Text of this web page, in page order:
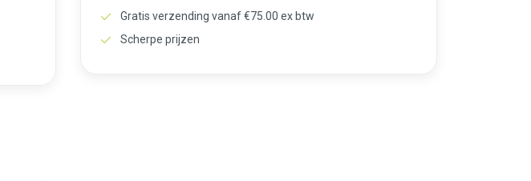
Gratis verzending vanaf €75.00 ex btw
Scherpe prijzen